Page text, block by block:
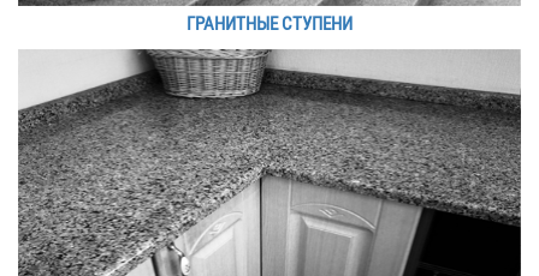
ГРАНИТНЫЕ СТУПЕНИ